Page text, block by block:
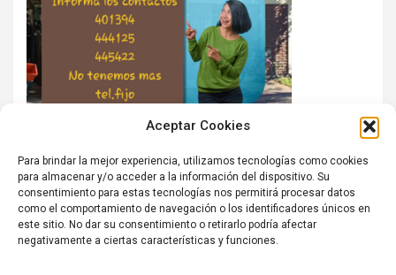
Aceptar Cookies
Para brindar la mejor experiencia, utilizamos tecnologías como cookies
para almacenar y/o acceder a la información del dispositivo. Su
consentimiento para estas tecnologías nos permitirá procesar datos
como el comportamiento de navegación o los identificadores únicos en
este sitio. No dar su consentimiento o retirarlo podría afectar
negativamente a ciertas características y funciones.